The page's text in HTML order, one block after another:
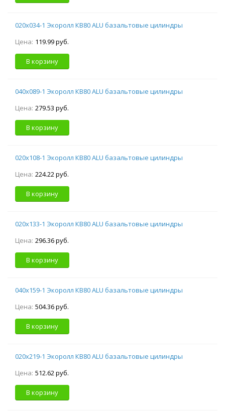
020х034-1 Экоролл КВ80 ALU базальтовые цилиндры
Цена: 119.99 руб.
В корзину
040х089-1 Экоролл КВ80 ALU базальтовые цилиндры
Цена: 279.53 руб.
В корзину
020х108-1 Экоролл КВ80 ALU базальтовые цилиндры
Цена: 224.22 руб.
В корзину
020х133-1 Экоролл КВ80 ALU базальтовые цилиндры
Цена: 296.36 руб.
В корзину
040х159-1 Экоролл КВ80 ALU базальтовые цилиндры
Цена: 504.36 руб.
В корзину
020х219-1 Экоролл КВ80 ALU базальтовые цилиндры
Цена: 512.62 руб.
В корзину